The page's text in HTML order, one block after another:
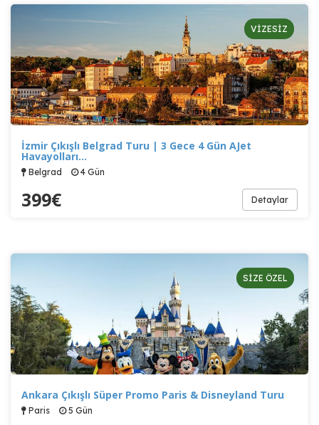
VİZESİZ
İzmir Çıkışlı Belgrad Turu | 3 Gece 4 Gün AJet
Havayolları…
Belgrad 4 Gün
399€ Detaylar
SİZE ÖZEL
Ankara Çıkışlı Süper Promo Paris & Disneyland Turu
Paris 5 Gün